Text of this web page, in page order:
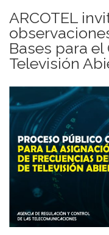
ARCOTEL
Bases para
Televisión